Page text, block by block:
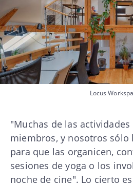
Locus
"Muchas de las
miembros, y nosotros sólo
para que las organicen,
sesiones de yoga o los
noche de cine". Lo cierto